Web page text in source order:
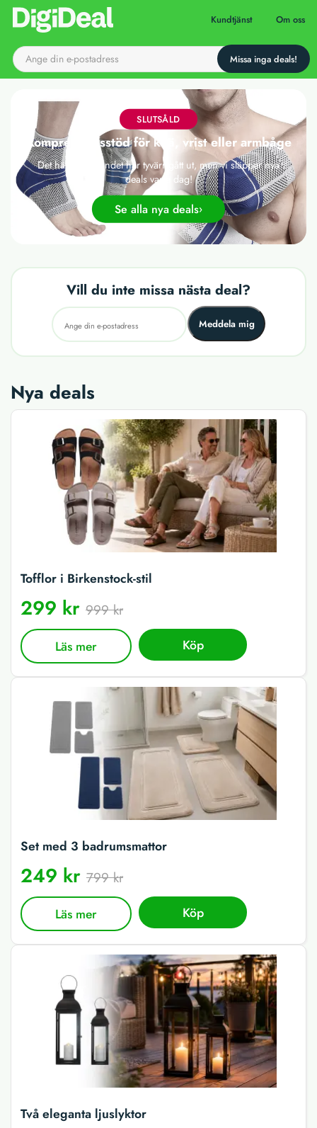
Till startsidan Kundtjänst Om oss
SLUTSÅLD
Kompressionsstöd för knä, vrist eller armbåge
Det här erbjudandet har tyvärr gått ut, men vi släpper nya
deals varje dag!
Se alla nya deals
Vill du inte missa nästa deal?
Meddela mig
Nya deals
Tofflor i Birkenstock-stil
299 kr 999 kr
Läs mer Köp
Set med 3 badrumsmattor
249 kr 799 kr
Läs mer Köp
Två eleganta ljuslyktor